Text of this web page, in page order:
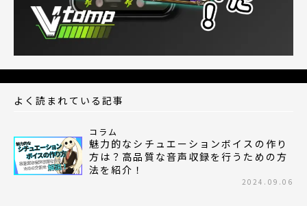
よく読まれている記事
コラム
魅力的なシチュエーションボイスの作り
方は？高品質な音声収録を行うための方
法を紹介！
2024.09.06